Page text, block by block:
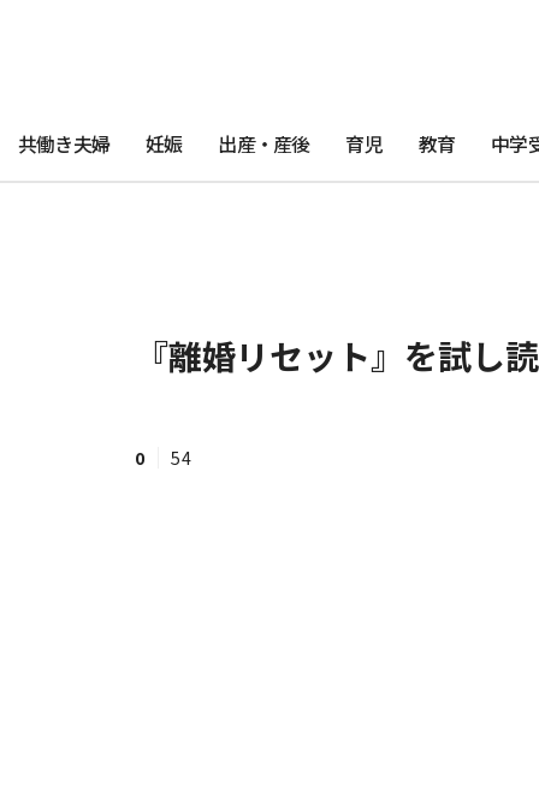
共働き夫婦 妊娠 出産・産後 育児 教育 中学
『離婚リセット』を試し
0 54